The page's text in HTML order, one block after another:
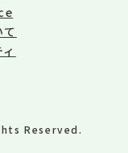
Reserved.